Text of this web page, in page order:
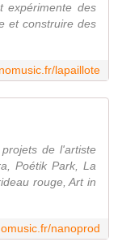
expérimente des
et construire des
lapaillote
de l'artiste
Poétik Park, La
rouge, Art in
nanoprod